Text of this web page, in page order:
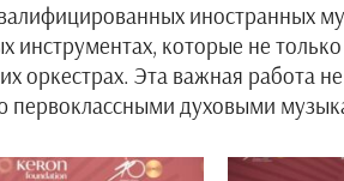
иностранных
которые не
оркестрах. Эта важная работа
первоклассными духовыми